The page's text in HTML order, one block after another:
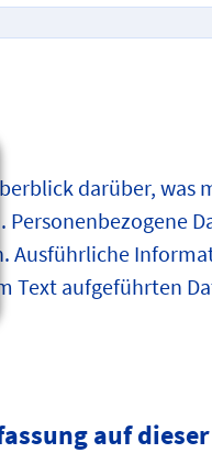
darüber, was
Personenbezogene
Ausführliche
Text aufgeführten
auf dieser